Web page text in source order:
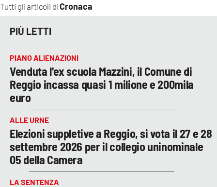
Tutti gli articoli diCronaca
PIÙ LETTI
PIANO ALIENAZIONI
Venduta l'ex scuola Mazzini, il Comune di
Reggio incassa quasi 1 milione e 200mila
euro
ALLE URNE
Elezioni suppletive a Reggio, si vota il 27 e 28
settembre 2026 per il collegio uninominale
05 della Camera
LA SENTENZA